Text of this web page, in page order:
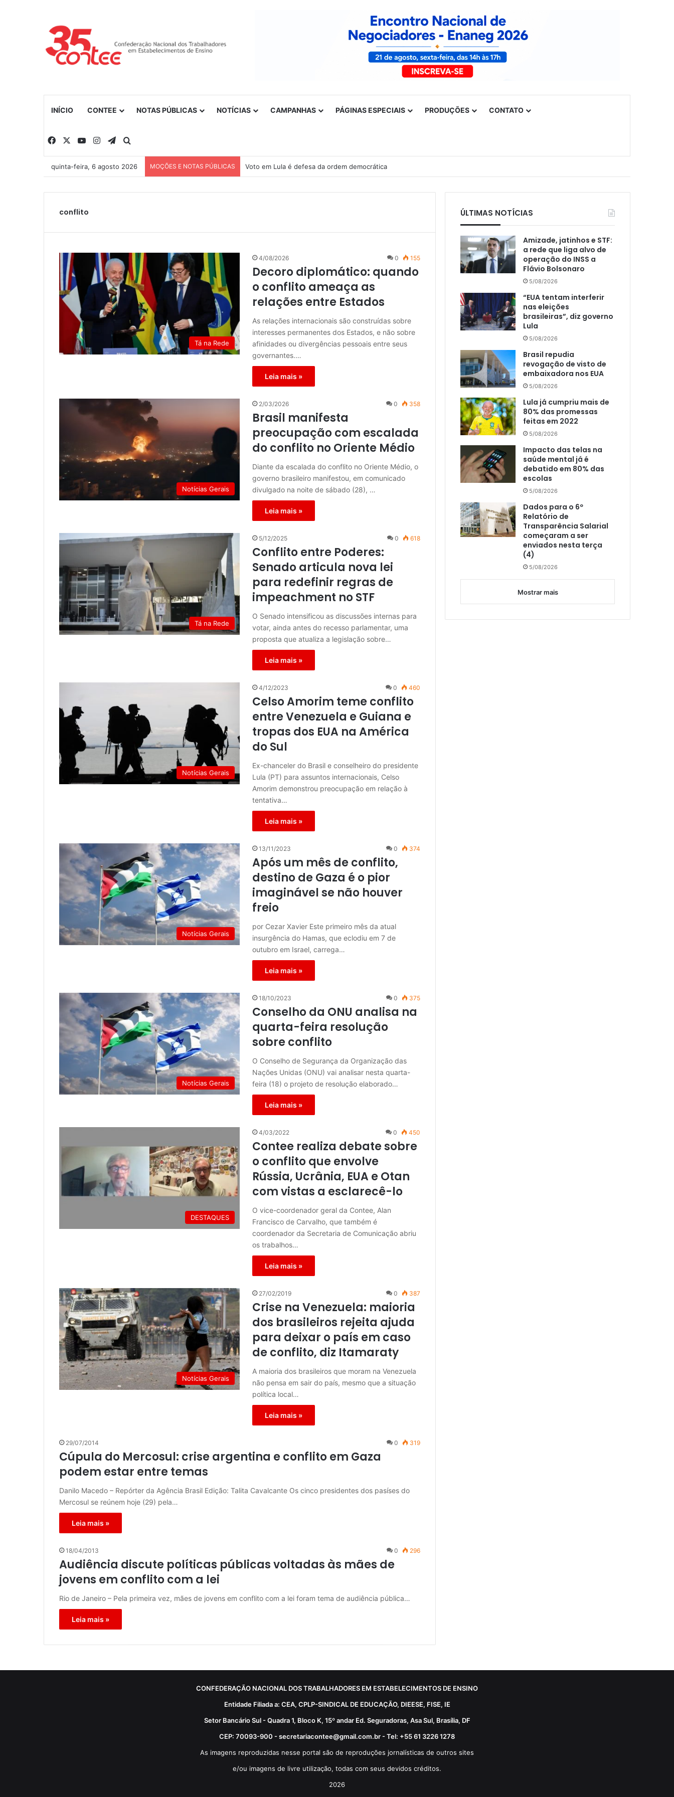
INÍCIO CONTEE NOTAS PÚBLICAS NOTÍCIAS CAMPANHAS PÁGINAS ESPECIAIS PRODUÇÕES CONTATO
Facebook YouTubeInstagramTelegram
quinta-feira, 6 agosto 2026 MOÇÕES E NOTAS PÚBLICAS Voto em Lula é defesa da ordem democrática
conflito
Tá na Rede
4/08/2026 0 155
Decoro diplomático: quando
o conflito ameaça as
relações entre Estados
As relações internacionais são construídas sobre
interesses permanentes dos Estados, e não sobre
afinidades ou divergências pessoais entre seus
governantes.…
Leia mais »
Notícias Gerais
2/03/2026 0 358
Brasil manifesta
preocupação com escalada
do conflito no Oriente Médio
Diante da escalada do conflito no Oriente Médio, o
governo brasileiro manifestou, em comunicado
divulgado na noite de sábado (28), …
Leia mais »
Tá na Rede
5/12/2025 0 618
Conflito entre Poderes:
Senado articula nova lei
para redefinir regras de
impeachment no STF
O Senado intensificou as discussões internas para
votar, ainda antes do recesso parlamentar, uma
proposta que atualiza a legislação sobre…
Leia mais »
Notícias Gerais
4/12/2023 0 460
Celso Amorim teme conflito
entre Venezuela e Guiana e
tropas dos EUA na América
do Sul
Ex-chanceler do Brasil e conselheiro do presidente
Lula (PT) para assuntos internacionais, Celso
Amorim demonstrou preocupação em relação à
tentativa…
Leia mais »
Notícias Gerais
13/11/2023 0 374
Após um mês de conflito,
destino de Gaza é o pior
imaginável se não houver
freio
por Cezar Xavier Este primeiro mês da atual
insurgência do Hamas, que eclodiu em 7 de
outubro em Israel, carrega…
Leia mais »
Notícias Gerais
18/10/2023 0 375
Conselho da ONU analisa na
quarta-feira resolução
sobre conflito
O Conselho de Segurança da Organização das
Nações Unidas (ONU) vai analisar nesta quarta-
feira (18) o projeto de resolução elaborado…
Leia mais »
DESTAQUES
4/03/2022 0 450
Contee realiza debate sobre
o conflito que envolve
Rússia, Ucrânia, EUA e Otan
com vistas a esclarecê-lo
O vice-coordenador geral da Contee, Alan
Francisco de Carvalho, que também é
coordenador da Secretaria de Comunicação abriu
os trabalhos…
Leia mais »
Notícias Gerais
27/02/2019 0 387
Crise na Venezuela: maioria
dos brasileiros rejeita ajuda
para deixar o país em caso
de conflito, diz Itamaraty
A maioria dos brasileiros que moram na Venezuela
não pensa em sair do país, mesmo que a situação
política local…
Leia mais »
29/07/2014 0 319
Cúpula do Mercosul: crise argentina e conflito em Gaza
podem estar entre temas
Danilo Macedo – Repórter da Agência Brasil Edição: Talita Cavalcante Os cinco presidentes dos pasíses do
Mercosul se reúnem hoje (29) pela…
Leia mais »
18/04/2013 0 296
Audiência discute políticas públicas voltadas às mães de
jovens em conflito com a lei
Rio de Janeiro – Pela primeira vez, mães de jovens em conflito com a lei foram tema de audiência pública…
Leia mais »
ÚLTIMAS NOTÍCIAS
Amizade, jatinhos e STF:
a rede que liga alvo de
operação do INSS a
Flávio Bolsonaro
5/08/2026
“EUA tentam interferir
nas eleições
brasileiras”, diz governo
Lula
5/08/2026
Brasil repudia
revogação de visto de
embaixadora nos EUA
5/08/2026
Lula já cumpriu mais de
80% das promessas
feitas em 2022
5/08/2026
Impacto das telas na
saúde mental já é
debatido em 80% das
escolas
5/08/2026
Dados para o 6º
Relatório de
Transparência Salarial
começaram a ser
enviados nesta terça
(4)
5/08/2026
Mostrar mais
CONFEDERAÇÃO NACIONAL DOS TRABALHADORES EM ESTABELECIMENTOS DE ENSINO
Entidade Filiada a: CEA, CPLP-SINDICAL DE EDUCAÇÃO, DIEESE, FISE, IE
Setor Bancário Sul - Quadra 1, Bloco K, 15º andar Ed. Seguradoras, Asa Sul, Brasília, DF
CEP: 70093-900 - secretariacontee@gmail.com.br - Tel: +55 61 3226 1278
As imagens reproduzidas nesse portal são de reproduções jornalísticas de outros sites
e/ou imagens de livre utilização, todas com seus devidos créditos.
2026